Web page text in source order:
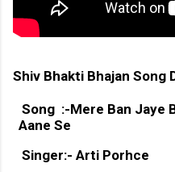
Shiv Bhakti Bhajan Song
Song :-Mere Ban Jaye
Aane Se
Singer:- Arti Porhce